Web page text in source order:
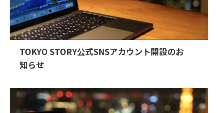
TOKYO STORY公式SNSアカウント開設のお
知らせ